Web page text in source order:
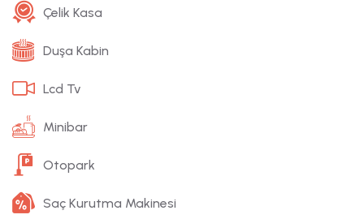
Çelik Kasa
Duşa Kabin
Lcd Tv
Minibar
Otopark
Saç Kurutma Makinesi